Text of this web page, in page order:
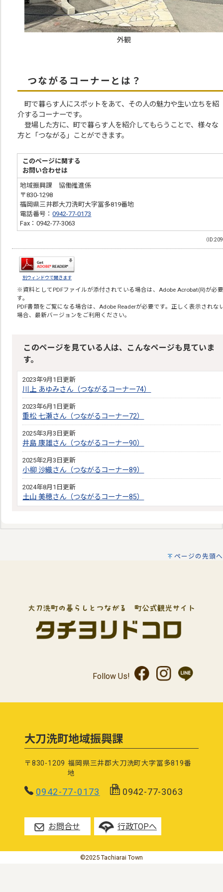
外観
つながるコーナーとは？
町で暮らす人にスポットをあて、その人の魅力や生い立ちを紹
介するコーナーです。
登場した方に、町で暮らす人を紹介してもらうことで、様々な
方と「つながる」ことができます。
このページに関する
お問い合わせは
地域振興課 協働推進係
〒830-1298
福岡県三井郡大刀洗町大字冨多819番地
電話番号：0942-77-0173
Fax：0942-77-3063
（
別ウィンドウで開きます
※資料としてPDFファイルが添付されている場合は、 Adobe Acrobat(R)が必
す。
PDF書類をご覧になる場合は、 Adobe Readerが必要です。正しく表示されな
場合、最新バージョンをご利用ください。
このページを見ている人は、こんなページも見ていま
す。
2023年9月1日更新
川上 あゆみさん（つながるコーナー74）
2023年6月1日更新
重松 七瀬さん（つながるコーナー72）
2025年3月3日更新
井島 康雄さん（つながるコーナー90）
2025年2月3日更新
小柳 沙織さん（つながるコーナー89）
2024年8月1日更新
土山 美穂さん（つながるコーナー85）
ページの先頭へ
Follow Us!
大刀洗町地域振興課
〒830-1209 福岡県三井郡大刀洗町大字冨多819番
地
0942-77-0173 0942-77-3063
お問合せ 行政TOPへ
©2025 Tachiarai Town